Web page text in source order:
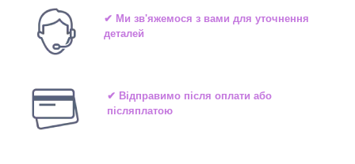
✔ Ми зв'яжемося з вами для уточнення
деталей
✔ Відправимо після оплати або
післяплатою